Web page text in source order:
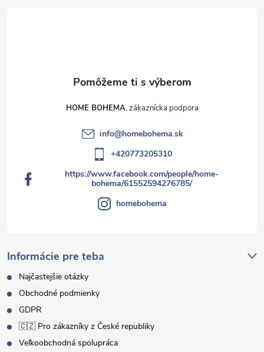
Informácie pre teba
Najčastejšie otázky
Obchodné podmienky
GDPR
🇨🇿 Pro zákazníky z České republiky
Veľkoobchodná spolupráca
HOME BOHEMA
info@homebohema.sk
+420773205310
https://www.facebook.com/people/home-
bohema/61552594276785/
homebohema